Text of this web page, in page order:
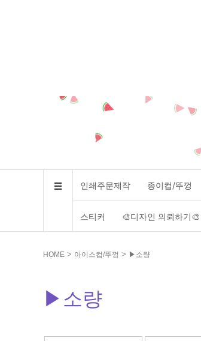
인쇄주문제작 종이컵/뚜껑
스티커 🎨디자인 의뢰하기🎨
HOME > 아이스컵/뚜껑 > ▶소량
▶소량